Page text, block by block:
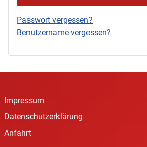
Passwort vergessen?
Benutzername vergessen?
Impressum
Datenschutzerklärung
Anfahrt